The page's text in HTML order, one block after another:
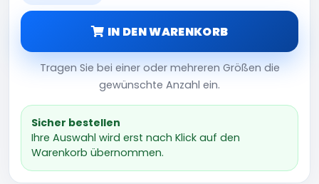
IN DEN WARENKORB
Tragen Sie bei einer oder mehreren Größen die
gewünschte Anzahl ein.
Sicher bestellen
Ihre Auswahl wird erst nach Klick auf den
Warenkorb übernommen.